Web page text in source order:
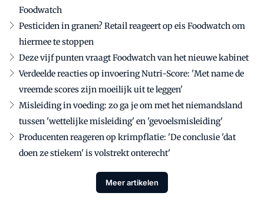
Foodwatch
Pesticiden in granen? Retail reageert op eis Foodwatch om
hiermee te stoppen
Deze vijf punten vraagt Foodwatch van het nieuwe kabinet
Verdeelde reacties op invoering Nutri-Score: 'Met name de
vreemde scores zijn moeilijk uit te leggen'
Misleiding in voeding: zo ga je om met het niemandsland
tussen 'wettelijke misleiding' en 'gevoelsmisleiding'
Producenten reageren op krimpflatie: 'De conclusie 'dat
doen ze stiekem' is volstrekt onterecht'
Meer artikelen